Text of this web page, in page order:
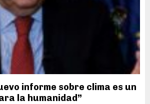
informe sobre clima es un
la humanidad”